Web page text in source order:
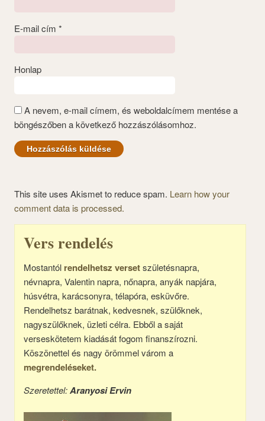
E-mail cím *
Honlap
A nevem, e-mail címem, és weboldalcímem mentése a
böngészőben a következő hozzászólásomhoz.
This site uses Akismet to reduce spam. Learn how your
comment data is processed.
Vers rendelés
Mostantól rendelhetsz versetszületésnapra,
névnapra, Valentin napra, nőnapra, anyák napjára,
húsvétra, karácsonyra, télapóra, esküvőre.
Rendelhetsz barátnak, kedvesnek, szülőknek,
nagyszülőknek, üzleti célra. Ebből a saját
verseskötetem kiadását fogom finanszírozni.
Köszönettel és nagy örömmel várom a
megrendeléseket.
Szeretettel:Aranyosi Ervin